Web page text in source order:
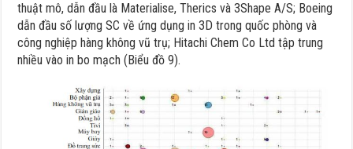
thuật mô, dẫn đầu là Materialise, Therics và 3Shape A/S; Boeing
dẫn đầu số lượng SC về ứng dụng in 3D trong quốc phòng và
công nghiệp hàng không vũ trụ; Hitachi Chem Co Ltd tập trung
nhiều vào in bo mạch (Biểu đồ 9).